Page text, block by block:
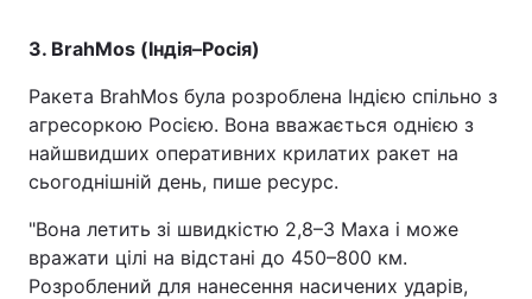
3. BrahMos (Індія–Росія)
Ракета BrahMos була розроблена Індією спільно з
агресоркою Росією. Вона вважається однією з
найшвидших оперативних крилатих ракет на
сьогоднішній день, пише ресурс.
"Вона летить зі швидкістю 2,8–3 Маха і може
вражати цілі на відстані до 450–800 км.
Розроблений для нанесення насичених ударів,